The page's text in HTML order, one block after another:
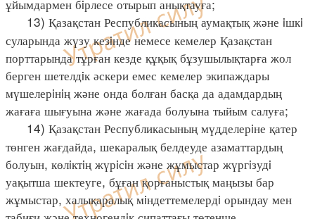
ұйымдармен бiрлесе отырып анықтауға;
13) Қазақстан Республикасының аумақтық және iшкi
суларында жүзу кезiнде немесе кемелер Қазақстан
порттарында тұрған кезде құқық бұзушылықтарға жол
берген шетелдiк әскери емес кемелер экипаждары
мүшелерiнiң және онда болған басқа да адамдардың
жағаға шығуына және жағада болуына тыйым салуға;
14) Қазақстан Республикасының мүдделерiне қатер
төнген жағдайда, шекаралық белдеуде азаматтардың
болуын, көлiктiң жүрiсiн және жұмыстар жүргiзудi
уақытша шектеуге, бұған қорғаныстық маңызы бар
жұмыстар, халықаралық мiндеттемелердi орындау мен